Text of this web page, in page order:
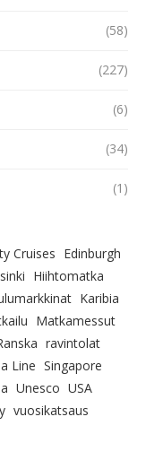
(58)
(227)
(6)
(34)
(1)
Cruises Edinburgh
Hiihtomatka
Karibia
Matkamessut
ravintolat
Line Singapore
Unesco USA
vuosikatsaus